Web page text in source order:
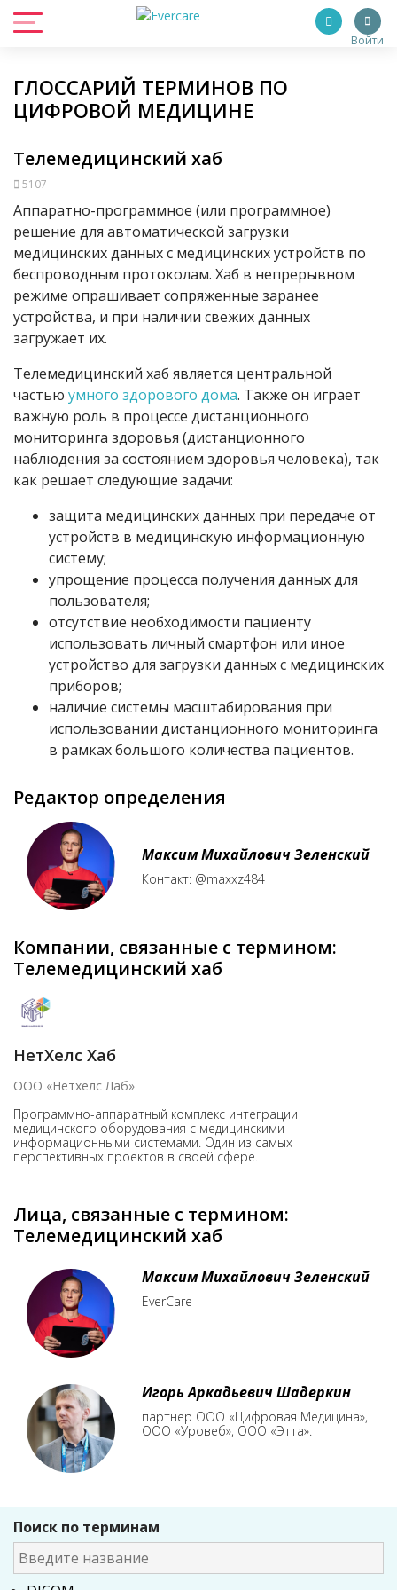
Войти
ГЛОССАРИЙ ТЕРМИНОВ ПО
ЦИФРОВОЙ МЕДИЦИНЕ
Поиск по терминам
Телемедицинский хаб
5107
Аппаратно-программное (или программное)
решение для автоматической загрузки
медицинских данных с медицинских устройств по
беспроводным протоколам. Хаб в непрерывном
режиме опрашивает сопряженные заранее
устройства, и при наличии свежих данных
загружает их.
Телемедицинский хаб является центральной
частью умного здорового дома. Также он играет
важную роль в процессе дистанционного
мониторинга здоровья (дистанционного
наблюдения за состоянием здоровья человека), так
как решает следующие задачи:
защита медицинских данных при передаче от
устройств в медицинскую информационную
систему;
упрощение процесса получения данных для
пользователя;
отсутствие необходимости пациенту
использовать личный смартфон или иное
устройство для загрузки данных с медицинских
приборов;
наличие системы масштабирования при
использовании дистанционного мониторинга
в рамках большого количества пациентов.
Редактор определения
Максим Михайлович Зеленский
Контакт: @maxxz484
Компании, связанные с термином:
Телемедицинский хаб
НетХелс Хаб
ООО «Нетхелс Лаб»
Программно-аппаратный комплекс интеграции
медицинского оборудования с медицинскими
информационными системами. Один из самых
перспективных проектов в своей сфере.
Лица, связанные с термином:
Телемедицинский хаб
Максим Михайлович Зеленский
EverCare
Игорь Аркадьевич Шадеркин
партнер ООО «Цифровая Медицина»,
ООО «Уровеб», ООО «Этта».